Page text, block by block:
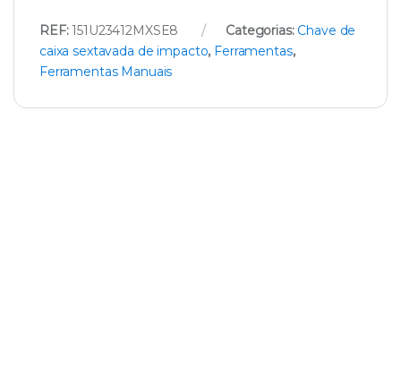
REF:151U23412MXSE8 Categorias: Chave de
caixa sextavada de impacto, Ferramentas,
Ferramentas Manuais